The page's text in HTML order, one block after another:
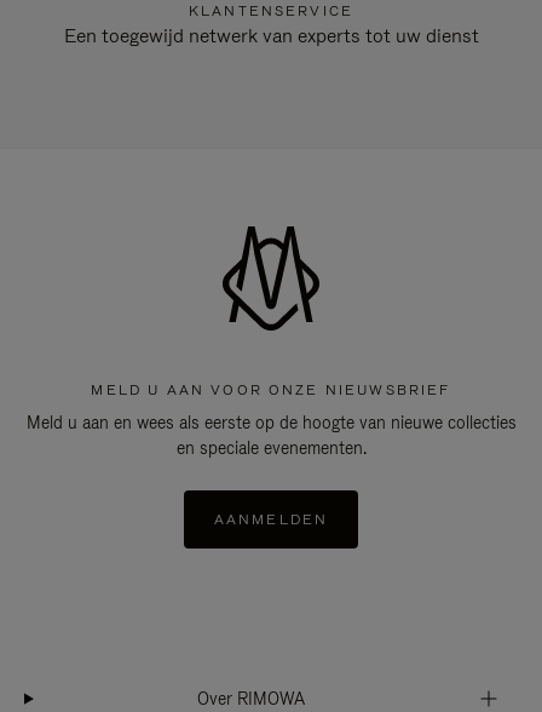
KLANTENSERVICE
Een toegewijd netwerk van experts tot uw dienst
MELD U AAN VOOR ONZE NIEUWSBRIEF
Meld u aan en wees als eerste op de hoogte van nieuwe collecties
en speciale evenementen.
AANMELDEN
Over RIMOWA